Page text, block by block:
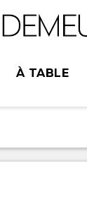
À TABLE